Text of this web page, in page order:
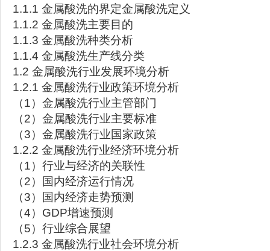
1.1.1 金属酸洗的界定金属酸洗定义
1.1.2 金属酸洗主要目的
1.1.3 金属酸洗种类分析
1.1.4 金属酸洗生产线分类
1.2 金属酸洗行业发展环境分析
1.2.1 金属酸洗行业政策环境分析
（1）金属酸洗行业主管部门
（2）金属酸洗行业主要标准
（3）金属酸洗行业国家政策
1.2.2 金属酸洗行业经济环境分析
（1）行业与经济的关联性
（2）国内经济运行情况
（3）国内经济走势预测
（4）GDP增速预测
（5）行业综合展望
1.2.3 金属酸洗行业社会环境分析